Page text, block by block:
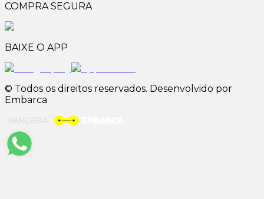
COMPRA SEGURA
BAIXE O APP
© Todos os direitos reservados. Desenvolvido por
Embarca